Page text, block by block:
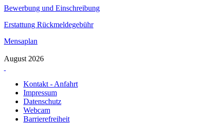
Bewerbung und Einschreibung
Erstattung Rückmeldegebühr
Mensaplan
August 2026
Kontakt - Anfahrt
Impressum
Datenschutz
Webcam
Barrierefreiheit